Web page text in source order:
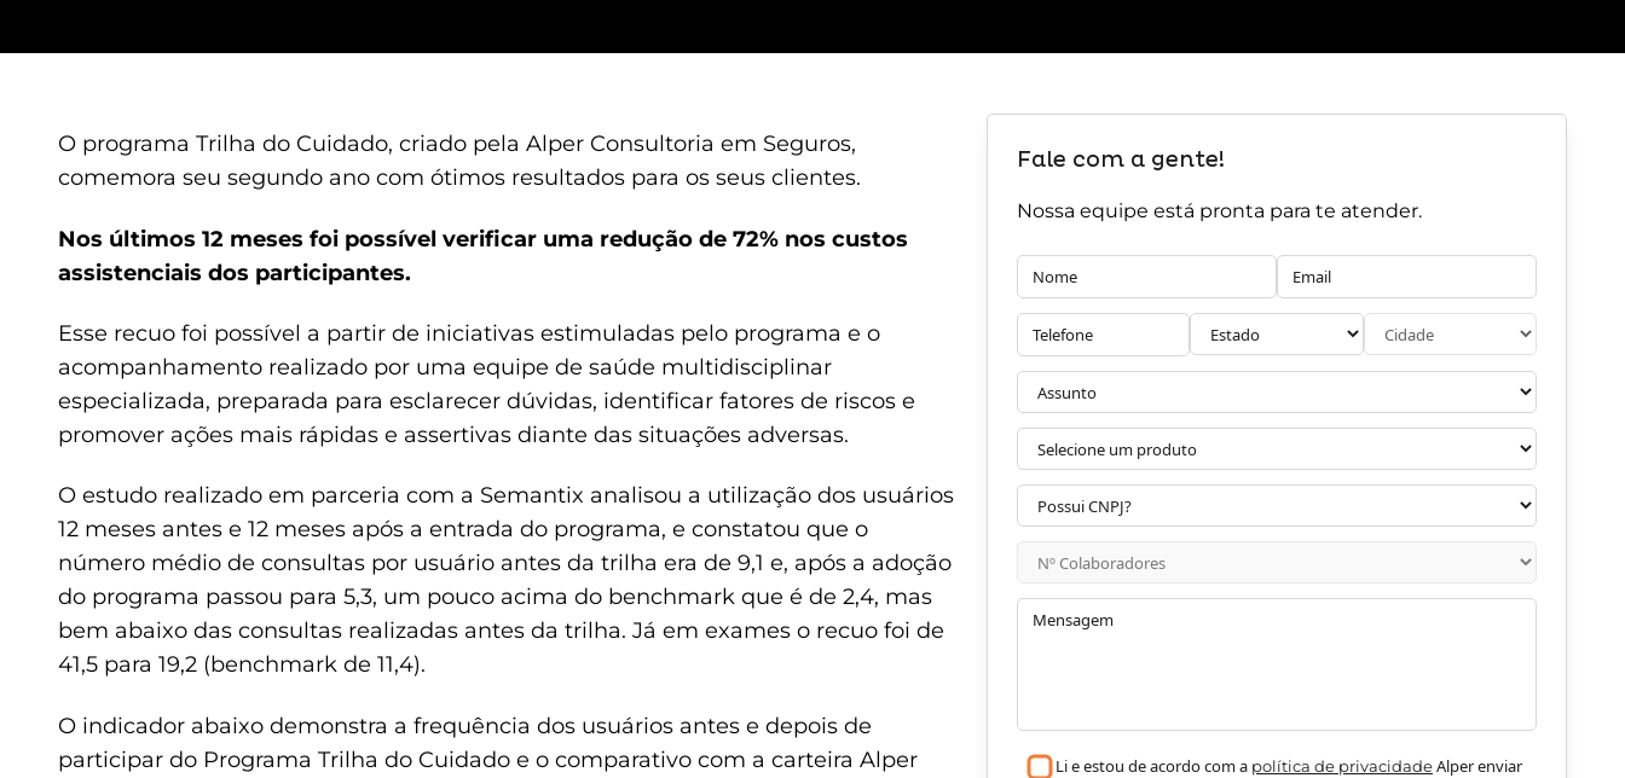
O programa Trilha do Cuidado, criado pela Alper Consultoria em Seguros,
comemora seu segundo ano com ótimos resultados para os seus clientes.
Nos últimos 12 meses foi possível verificar uma redução de 72% nos custos
assistenciais dos participantes.
Esse recuo foi possível a partir de iniciativas estimuladas pelo programa e o
acompanhamento realizado por uma equipe de saúde multidisciplinar
especializada, preparada para esclarecer dúvidas, identificar fatores de riscos e
promover ações mais rápidas e assertivas diante das situações adversas.
O estudo realizado em parceria com a Semantix analisou a utilização dos usuários
12 meses antes e 12 meses após a entrada do programa, e constatou que o
número médio de consultas por usuário antes da trilha era de 9,1 e, após a adoção
do programa passou para 5,3, um pouco acima do benchmark que é de 2,4, mas
bem abaixo das consultas realizadas antes da trilha. Já em exames o recuo foi de
41,5 para 19,2 (benchmark de 11,4).
O indicador abaixo demonstra a frequência dos usuários antes e depois de
participar do Programa Trilha do Cuidado e o comparativo com a carteira Alper
Fale com a gente!
Nossa equipe está pronta para te atender.
Li e estou de acordo com a política de privacidadeAlper enviar